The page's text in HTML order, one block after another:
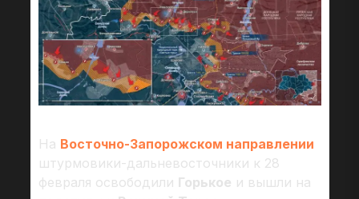
На Восточно-Запорожском направлении
штурмовики-дальневосточники к 28
февраля освободили Горькое и вышли на